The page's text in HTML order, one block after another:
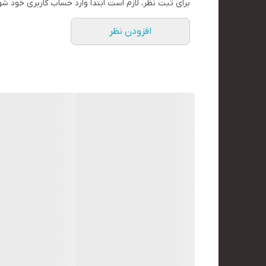
برای ثبت نظر، لازم است ابتدا وارد حساب کاربری خود
افزودن نظر